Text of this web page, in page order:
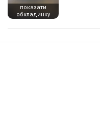
показати
обкладинку